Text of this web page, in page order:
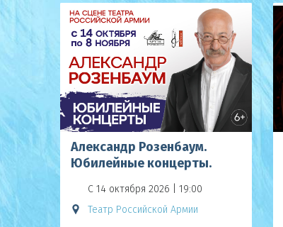
Александр Розенбаум.
Юбилейные концерты.
С 14 октября 2026 | 19:00
Театр Российской Армии